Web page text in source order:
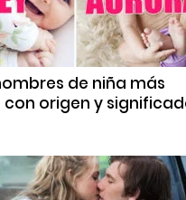
de niña más
origen y